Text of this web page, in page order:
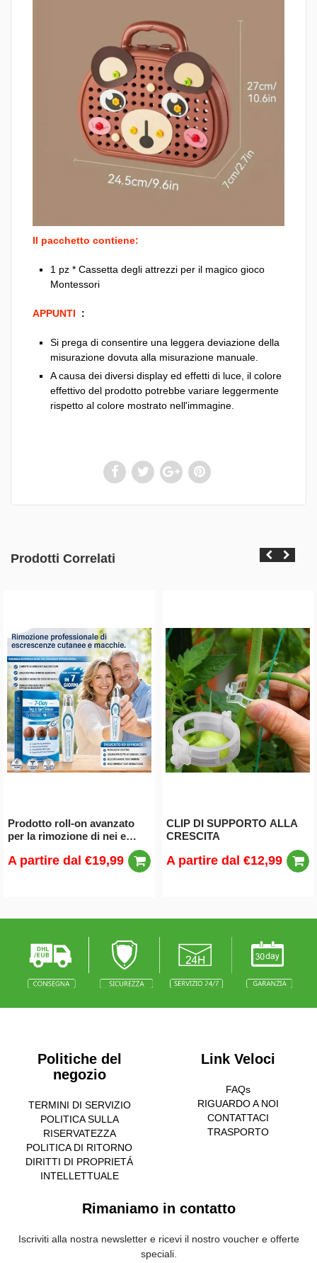
Il pacchetto contiene:
1 pz * Cassetta degli attrezzi per il magico gioco
Montessori
APPUNTI :
Si prega di consentire una leggera deviazione della
misurazione dovuta alla misurazione manuale.
A causa dei diversi display ed effetti di luce, il colore
effettivo del prodotto potrebbe variare leggermente
rispetto al colore mostrato nell'immagine.
Prodotti Correlati
Prodotto roll-on avanzato
per la rimozione di nei e
A partire dal €19,99
CLIP DI SUPPORTO ALLA
CRESCITA
A partire dal €12,99
Politiche del
negozio
TERMINI DI SERVIZIO
POLITICA SULLA
RISERVATEZZA
POLITICA DI RITORNO
DIRITTI DI PROPRIETÁ
INTELLETTUALE
Link Veloci
FAQs
RIGUARDO A NOI
CONTATTACI
TRASPORTO
Rimaniamo in contatto
Iscriviti alla nostra newsletter e ricevi il nostro voucher e offerte
speciali.